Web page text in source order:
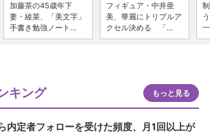
加藤茶の45歳年下
妻・綾菜、「美文字」
手書き勉強ノート...
フィギュア・中井亜
美、華麗にトリプルア
クセル決める 「...
キング もっと見る
内定者フォローを受けた頻度、月1回以上が